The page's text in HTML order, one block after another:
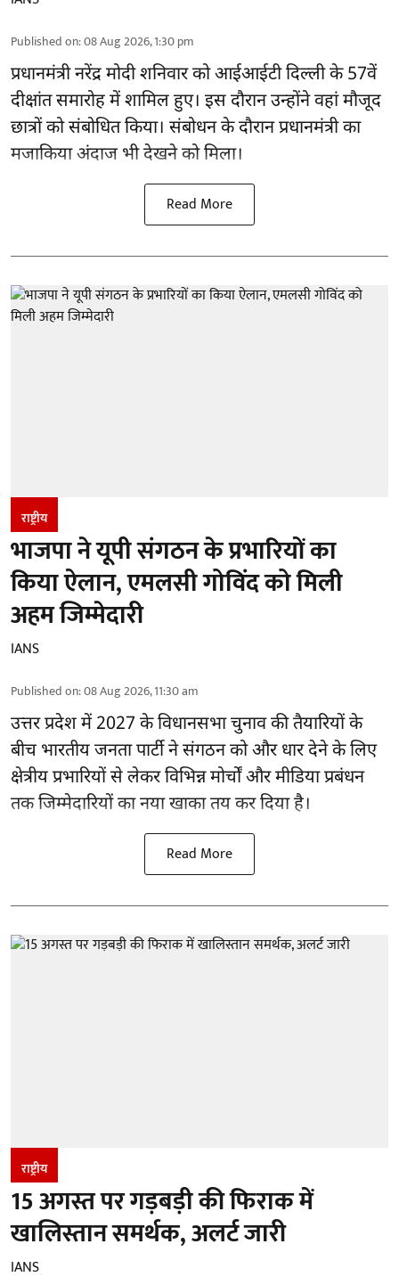
Published on:08 Aug 2026, 1:30 pm
प्रधानमंत्री नरेंद्र मोदी शनिवार को आईआईटीदिल्लीके 57वें
दीक्षांत समारोह में शामिल हुए। इस दौरान उन्होंने वहां मौजूद
छात्रों को संबोधित किया। संबोधन के दौरान प्रधानमंत्री का
मजाकिया अंदाज भी देखने को मिला।
Read More
राष्ट्रीय
भाजपा ने यूपी संगठन के प्रभारियों का
किया ऐलान, एमलसी गोविंद को मिली
अहम जिम्मेदारी
IANS
Published on:08 Aug 2026, 11:30 am
उत्तर प्रदेश में 2027 के विधानसभा चुनाव की तैयारियों के
बीच भारतीय जनता पार्टी ने संगठन को और धार देने के लिए
क्षेत्रीय प्रभारियों से लेकर विभिन्न मोर्चों और मीडिया प्रबंधन
तक जिम्मेदारियों का नया खाका तय कर दिया है।
Read More
राष्ट्रीय
15 अगस्त पर गड़बड़ी की फिराक में
खालिस्तान समर्थक, अलर्ट जारी
IANS